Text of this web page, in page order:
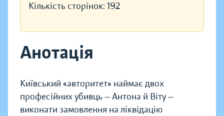
Кількість сторінок: 192
Анотація
Київський «авторитет» наймає двох
професійних убивць — Антона й Віту —
виконати замовлення на ліквідацію